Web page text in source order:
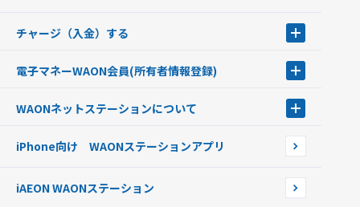
チャージ（入金）する
現金でチャージする
銀行口座・ATMからチャージする
オートチャージ
ポイントからチャージする
チャージ上限金額の変更について
電子マネーWAON会員(所有者情報登録)
WAON POINTサービス会員登録に伴う個人データの共同利用のお知
WAONネットステーションについて
WAONネットステーションWAON端末について
iPhone向け WAONステーションアプリ
iAEON WAONステーション